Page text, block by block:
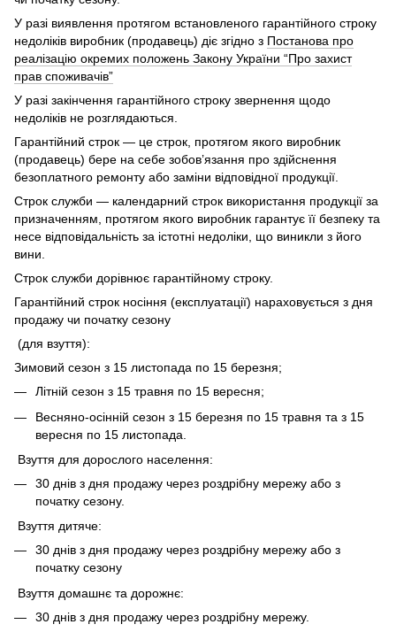
У разі виявлення протягом встановленого гарантійного строку
недоліків виробник (продавець) діє згідно з Постанова про
реалізацію окремих положень Закону України “Про захист
прав споживачів”
У разі закінчення гарантійного строку звернення щодо
недоліків не розглядаються.
Гарантійний строк — це строк, протягом якого виробник
(продавець) бере на себе зобов’язання про здійснення
безоплатного ремонту або заміни відповідної продукції.
Строк служби — календарний строк використання продукції за
призначенням, протягом якого виробник гарантує її безпеку та
несе відповідальність за істотні недоліки, що виникли з його
вини.
Строк служби дорівнює гарантійному строку.
Гарантійний строк носіння (експлуатації) нараховується з дня
продажу чи початку сезону
(для взуття):
Зимовий сезон з 15 листопада по 15 березня;
Літній сезон з 15 травня по 15 вересня;
Весняно-осінній сезон з 15 березня по 15 травня та з 15
вересня по 15 листопада.
Взуття для дорослого населення:
30 днів з дня продажу через роздрібну мережу або з
початку сезону.
Взуття дитяче:
30 днів з дня продажу через роздрібну мережу або з
початку сезону
Взуття домашнє та дорожнє:
30 днів з дня продажу через роздрібну мережу.